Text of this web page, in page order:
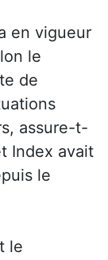
en vigueur
le
de
assure-t-
Index avait
le
le